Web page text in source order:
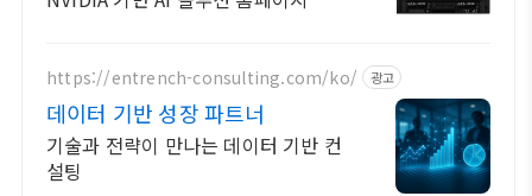
https://entrench-consulting.com/ko/ 광고
데이터 기반 성장 파트너
기술과 전략이 만나는 데이터 기반 컨
설팅